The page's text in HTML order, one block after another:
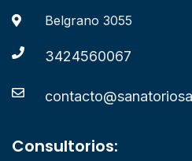
Belgrano 3055
3424560067
Consultorios: